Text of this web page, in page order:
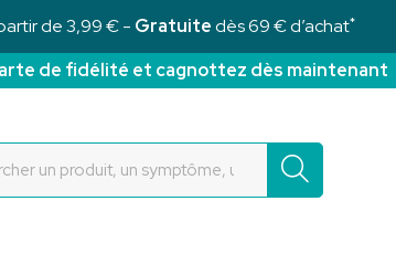
de 3,99 € - Gratuitedès 69 € d’achat*
de fidélité et cagnottez dès maintenant